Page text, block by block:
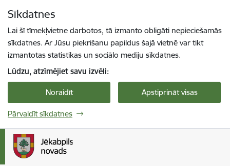
Sīkdatnes
Lai šī tīmekļvietne darbotos, tā izmanto obligāti nepieciešamās
sīkdatnes. Ar Jūsu piekrišanu papildus šajā vietnē var tikt
izmantotas statistikas un sociālo mediju sīkdatnes.
Lūdzu, atzīmējiet savu izvēli:
Noraidīt Apstiprināt visas
Pārvaldīt sīkdatnes